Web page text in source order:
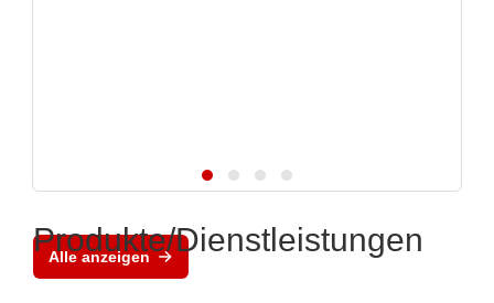
Alle anzeigen
Produkte/Dienstleistungen